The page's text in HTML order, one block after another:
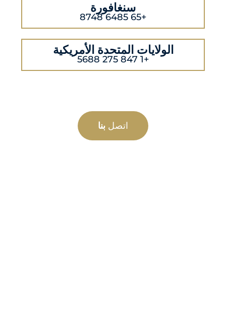
سنغافورة
+65 6485 8748
الولايات المتحدة الأمريكية
+1 847 275 5688
اتصل بنا